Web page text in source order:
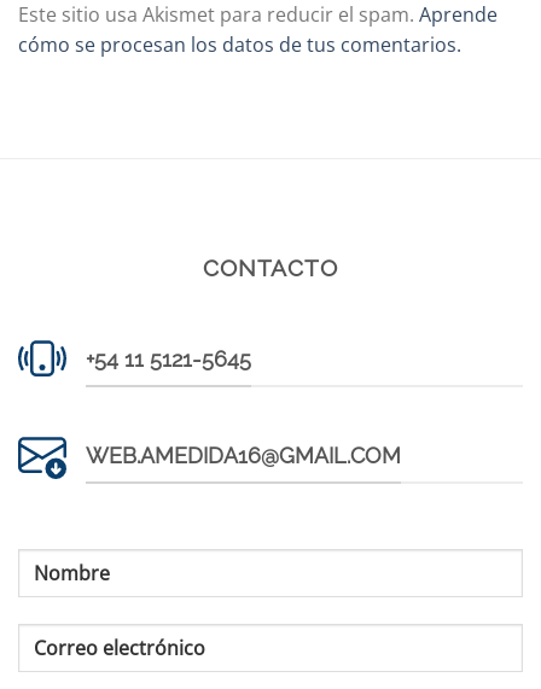
Este sitio usa Akismet para reducir el spam. Aprende
cómo se procesan los datos de tus comentarios.
CONTACTO
+54 11 5121-5645
WEB.AMEDIDA16@GMAIL.COM